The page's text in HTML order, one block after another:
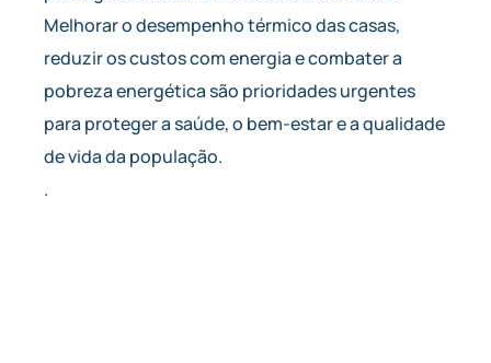
Melhorar o desempenho térmico das casas,
reduzir os custos com energia e combater a
pobreza energética são prioridades urgentes
para proteger a saúde, o bem-estar e a qualidade
de vida da população.
.